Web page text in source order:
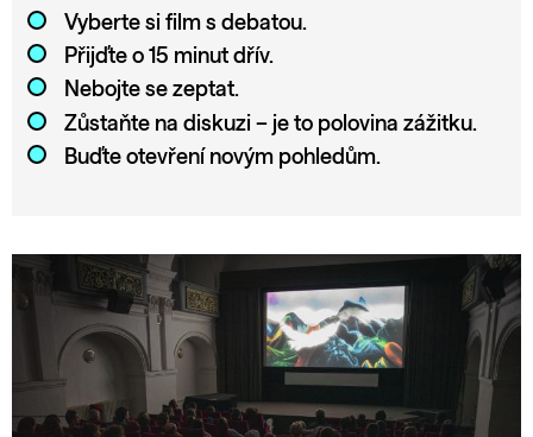
Vyberte si film s debatou.
Přijďte o 15 minut dřív.
Nebojte se zeptat.
Zůstaňte na diskuzi – je to polovina zážitku.
Buďte otevření novým pohledům.